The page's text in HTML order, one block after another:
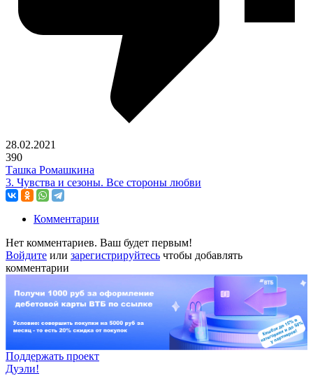
28.02.2021
390
Ташка Ромашкина
3. Чувства и сезоны. Все стороны любви
Комментарии
Нет комментариев. Ваш будет первым!
Войдите или зарегистрируйтесь чтобы добавлять
комментарии
Поддержать проект
Дуэли!